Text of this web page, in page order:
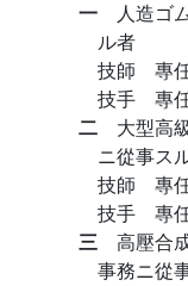
一 人造ゴ
ル者
技師 專
技手 專
二 大型高
ニ從事ス
技師 專
技手 專
三 高壓合
事務ニ從